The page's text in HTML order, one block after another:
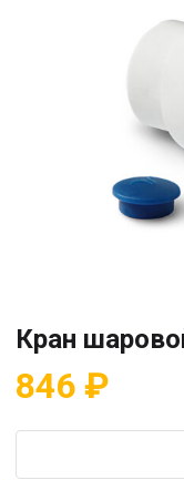
Кран
846 ₽